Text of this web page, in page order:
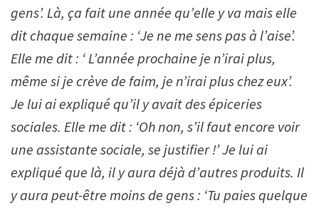
gens’. Là, ça fait une année qu’elle y va mais elle
dit chaque semaine : ‘Je ne me sens pas à l’aise’.
Elle me dit : ‘ L’année prochaine je n’irai plus,
même si je crève de faim, je n’irai plus chez eux’.
Je lui ai expliqué qu’il y avait des épiceries
sociales. Elle me dit : ‘Oh non, s’il faut encore voir
une assistante sociale, se justifier !’ Je lui ai
expliqué que là, il y aura déjà d’autres produits. Il
y aura peut-être moins de gens : ‘Tu paies quelque